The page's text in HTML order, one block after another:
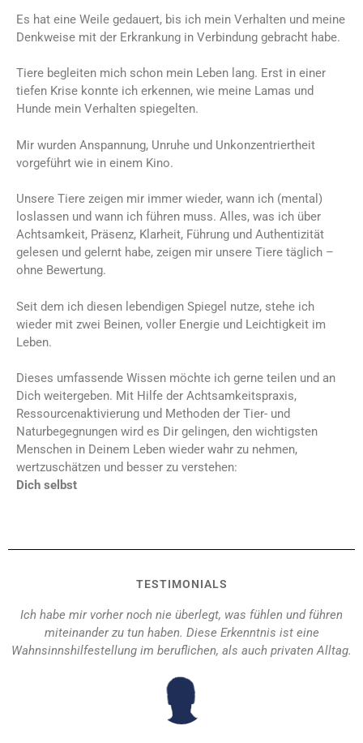
Es hat eine Weile gedauert, bis ich mein Verhalten und meine
Denkweise mit der Erkrankung in Verbindung gebracht habe.
Tiere begleiten mich schon mein Leben lang. Erst in einer
tiefen Krise konnte ich erkennen, wie meine Lamas und
Hunde mein Verhalten spiegelten.
Mir wurden Anspannung, Unruhe und Unkonzentriertheit
vorgeführt wie in einem Kino.
Unsere Tiere zeigen mir immer wieder, wann ich (mental)
loslassen und wann ich führen muss. Alles, was ich über
Achtsamkeit, Präsenz, Klarheit, Führung und Authentizität
gelesen und gelernt habe, zeigen mir unsere Tiere täglich –
ohne Bewertung.
Seit dem ich diesen lebendigen Spiegel nutze, stehe ich
wieder mit zwei Beinen, voller Energie und Leichtigkeit im
Leben.
Dieses umfassende Wissen möchte ich gerne teilen und an
Dich weitergeben. Mit Hilfe der Achtsamkeitspraxis,
Ressourcenaktivierung und Methoden der Tier- und
Naturbegegnungen wird es Dir gelingen, den wichtigsten
Menschen in Deinem Leben wieder wahr zu nehmen,
wertzuschätzen und besser zu verstehen:
Dich selbst
TESTIMONIALS
Ich habe mir vorher noch nie überlegt, was fühlen und führen
miteinander zu tun haben. Diese Erkenntnis ist eine
Wahnsinnshilfestellung im beruflichen, als auch privaten Alltag.